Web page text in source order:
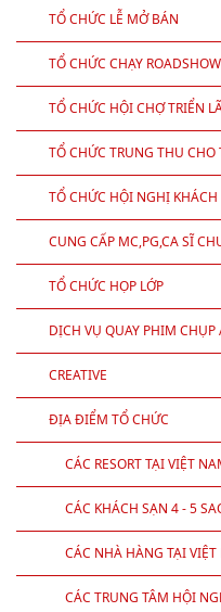
TỔ CHỨC LỄ MỞ BÁN
TỔ CHỨC CHẠY ROADSHOW
TỔ CHỨC HỘI CHỢ TRIỂN
TỔ CHỨC TRUNG THU
TỔ CHỨC HỘI NGHỊ KHÁCH
CUNG CẤP MC,PG,CA SĨ
TỔ CHỨC HỌP LỚP
DỊCH VỤ QUAY PHIM CHỤP
CREATIVE
ĐỊA ĐIỂM TỔ CHỨC
CÁC RESORT TẠI VIỆT
CÁC KHÁCH SẠN 4 - 5
CÁC NHÀ HÀNG TẠI VIỆT
CÁC TRUNG TÂM HỘI